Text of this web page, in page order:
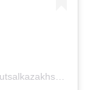
Публикация от Футзал Казахстан 🇰🇿 (@futsalkazakhstan)